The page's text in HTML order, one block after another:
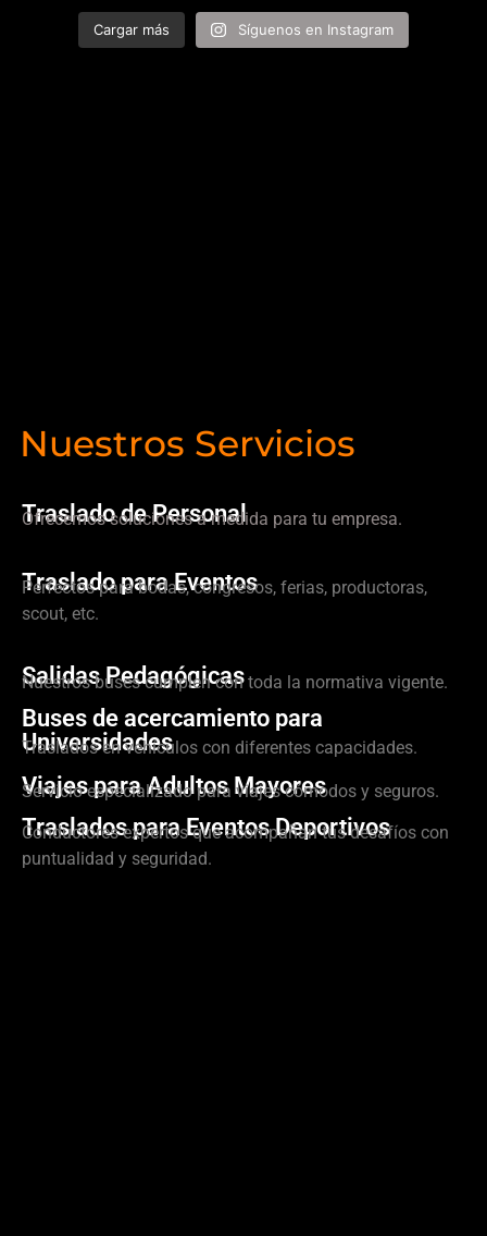
Cargar más Síguenos en Instagram
Nuestros Servicios
Traslado de Personal
Ofrecemos soluciones a medida para tu empresa.
Traslado para Eventos
Perfectos para bodas, congresos, ferias, productoras,
scout, etc.
Salidas Pedagógicas
Nuestros buses cumplen con toda la normativa vigente.
Buses de acercamiento para
Universidades
Traslados en vehículos con diferentes capacidades.
Viajes para Adultos Mayores
Servicio especializado para viajes cómodos y seguros.
Traslados para Eventos Deportivos
Conductores expertos que acompañan tus desafíos con
puntualidad y seguridad.